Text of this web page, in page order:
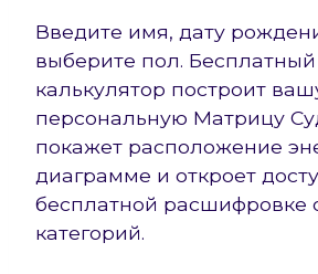
Введите имя, дату
выберите пол.
калькулятор построит
персональную Матрицу
покажет расположение
диаграмме и откроет
бесплатной расшифровке
категорий.